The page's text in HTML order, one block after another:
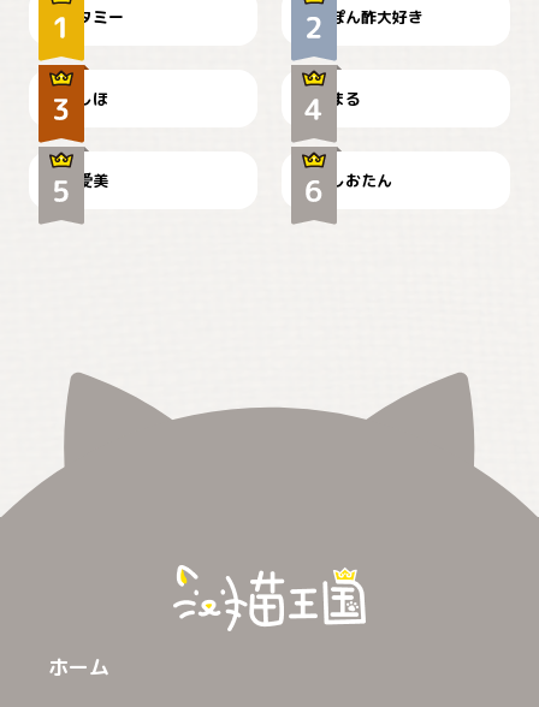
タミー ぽん酢大好き
お弁当になりたいにゃ😽
しほ
🤦‍♀️
まる
かわいい毛玉つき
爱美
暑い日が続くにゃ
しおたん
ホーム